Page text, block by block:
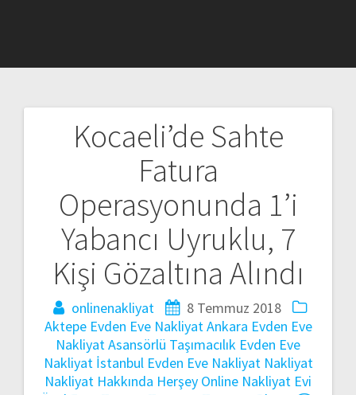
Kocaeli’de Sahte
Fatura
Operasyonunda 1’i
Yabancı Uyruklu, 7
Kişi Gözaltına Alındı
onlinenakliyat
8 Temmuz 2018
Aktepe Evden Eve NakliyatAnkara Evden Eve
NakliyatAsansörlü Taşımacılık Evden Eve
Nakliyat İstanbul Evden Eve Nakliyat Nakliyat
Nakliyat Hakkında Herşey Online Nakliyat Evi
gezinmesi